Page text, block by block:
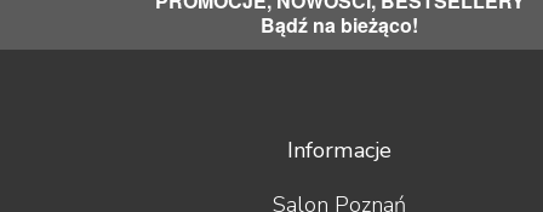
Bądź na bieżąco!
Informacje
Salon Poznań